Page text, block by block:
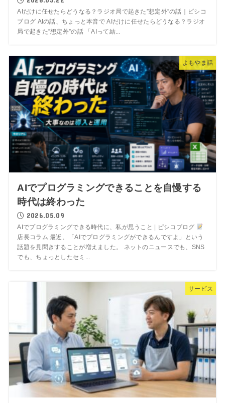
AIだけに任せたらどうなる？ラジオ局で起きた”想定外”の話｜ピシコ
ブログ AIの話、ちょっと本音で AIだけに任せたらどうなる？ラジオ
局で起きた”想定外”の話 「AIって結...
よもやま話
AIでプログラミングできることを自慢する
時代は終わった
2026.05.09
AIでプログラミングできる時代に、私が思うこと | ピシコブログ
店長コラム 最近、「AIでプログラミングができるんですよ」という
話題を見聞きすることが増えました。 ネットのニュースでも、SNS
でも、ちょっとしたセミ...
サービス